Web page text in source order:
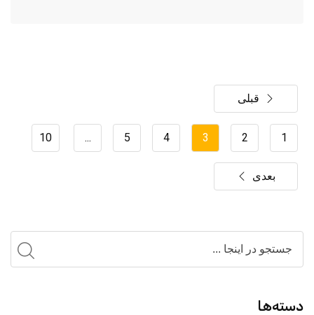
قبلی
1
2
3
4
5
...
10
بعدی
دسته‌ها